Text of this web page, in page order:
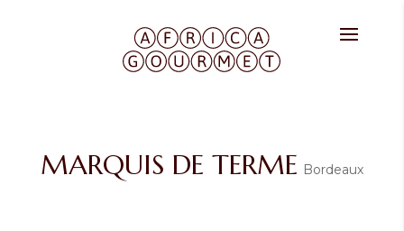
MARQUIS DE TERME Bordeaux